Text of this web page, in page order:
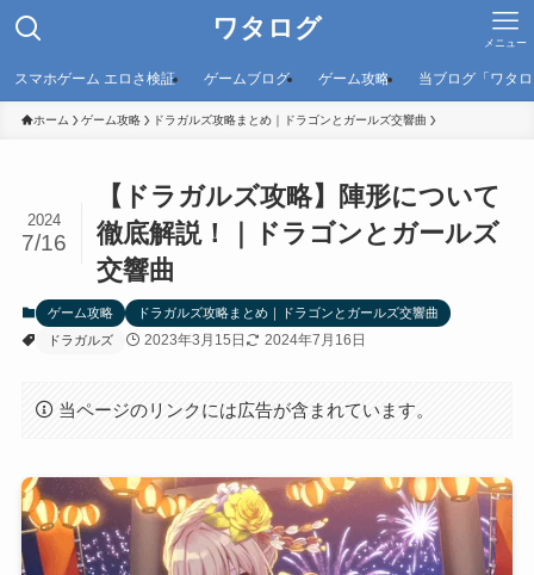
ワタログ メニュー
スマホゲーム エロさ検証 ゲームブログ ゲーム攻略 当ブログ「ワタ
ホーム ゲーム攻略 ドラガルズ攻略まとめ｜ドラゴンとガールズ交響曲
【ドラガルズ攻略】陣形について
徹底解説！｜ドラゴンとガールズ
交響曲
2024
7/16
ゲーム攻略
ドラガルズ攻略まとめ｜ドラゴンとガールズ交響曲
ドラガルズ
2023年3月15日 2024年7月16日
当ページのリンクには広告が含まれています。